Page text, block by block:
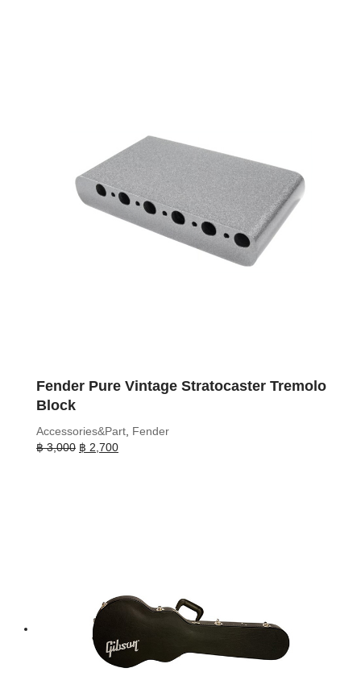
Fender Pure Vintage Stratocaster Tremolo
Block
Accessories&Part, Fender
฿3,000 Original
฿ 2,700Current